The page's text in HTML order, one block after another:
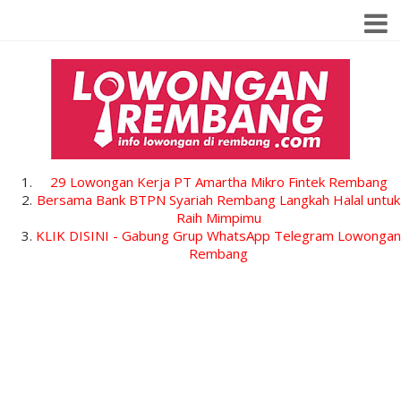
29 Lowongan Kerja PT Amartha Mikro Fintek Rembang
Bersama Bank BTPN Syariah Rembang Langkah Halal untuk
Raih Mimpimu
KLIK DISINI - Gabung Grup WhatsApp Telegram Lowongan
Rembang